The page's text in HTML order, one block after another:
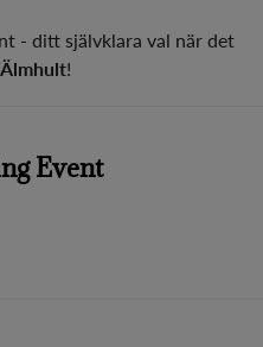
- ditt självklara val när det
Älmhult!
Event